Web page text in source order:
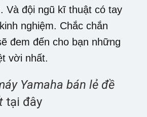
Và đội ngũ kĩ thuật có tay
nghiệm. Chắc chắn
đem đến cho bạn những
vời nhất.
Yamaha bán lẻ đề
tại đây